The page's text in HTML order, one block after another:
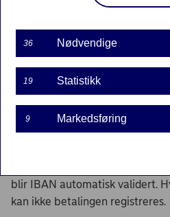
I mobilbanken ved å trykke
I nettbanken ved å trykke
linken "Vis
I IBAN-kalkulatoren nederst
Gjennomføre
blir IBAN automatisk validert.
kan ikke betalingen registreres.
36 Nødvendige
19 Statistikk
9 Markedsføring